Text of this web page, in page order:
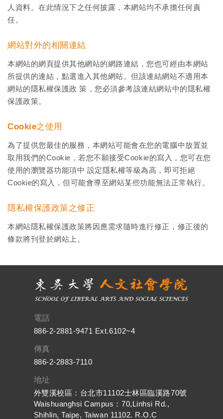
人資料。在此情況下之任何披露，本網站均不承擔任何責
任。
網站對外的相關連結
本網站的網頁提供其他網站的網路連結，您也可經由本網站
所提供的連結，點選進入其他網站。但該連結網站不適用本
網站的隱私權保護政 策，您必須參考該連結網站中的隱私權
保護政策。
Cookie之使用
為了提供您最佳的服務，本網站可能會在您的電腦中放置並
取用我們的Cookie，若您不願接受Cookie的寫入，您可在您
使用的瀏覽器功能項中 設定隱私權等級為高，即可拒絕
Cookie的寫入，但可能會導至網站某些功能無法正常執行。
隱私權保護政策之修正
本網站隱私權保護政策將因應需求隨時進行修正，修正後的
條款將刊登於網站上。
電話
886-2-2881-9471 Ext.6102~4
傳真
886-2-2883-7110
地址
外雙溪校區：台北市11102士林區臨溪路70號
Waishuanghsi Campus：70,Linhsi Rd.,
Shihlin, Taipe, Taiwan 11102. R.O.C